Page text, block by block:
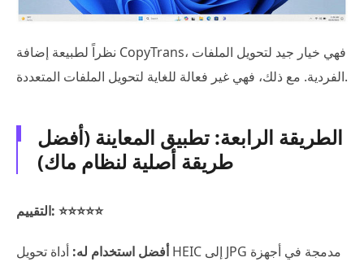
نظراً لطبيعة إضافة CopyTrans، فهي خيار جيد لتحويل الملفات
الفردية. مع ذلك، فهي غير فعالة للغاية لتحويل الملفات المتعددة.
الطريقة الرابعة: تطبيق المعاينة (أفضل
طريقة أصلية لنظام ماك)
التقييم: ⭐⭐⭐⭐⭐
أفضل استخدام له: أداة تحويل HEIC إلى JPG مدمجة في أجهزة